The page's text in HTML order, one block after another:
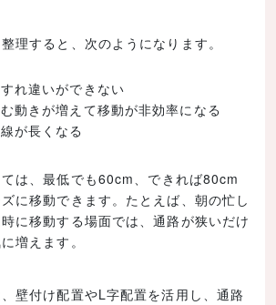
理すると、次のようになります。
れ違いができない
動きが増えて移動が非効率になる
が長くなる
は、最低でも60cm、できれば80cm
に移動できます。たとえば、朝の忙し
に移動する場面では、通路が狭いだけ
増えます。
壁付け配置やL字配置を活用し、通路